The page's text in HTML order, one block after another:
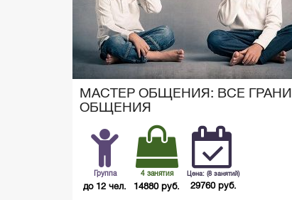
МАСТЕР ОБЩЕНИЯ: ВСЕ ГРАНИ
ОБЩЕНИЯ
Группа
до 12 чел.
4 занятия
14880 руб.
Цена: (8 занятий)
29760 руб.